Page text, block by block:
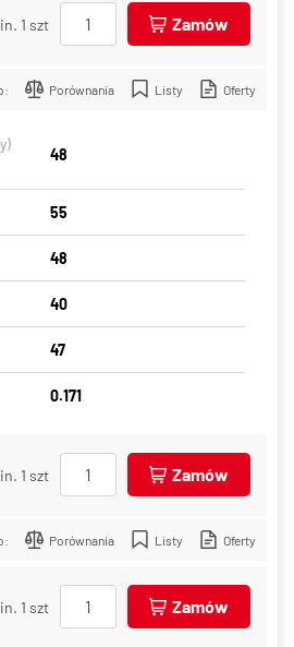
1 szt Zamów
Porównania Listy Oferty
48
55
48
40
47
0.171
1 szt Zamów
Porównania Listy Oferty
1 szt Zamów